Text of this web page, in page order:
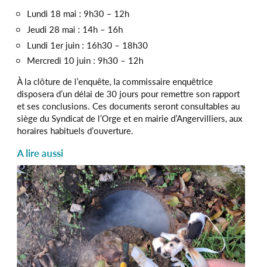
Lundi 18 mai : 9h30 – 12h
Jeudi 28 mai : 14h – 16h
Lundi 1er juin : 16h30 – 18h30
Mercredi 10 juin : 9h30 – 12h
À la clôture de l’enquête, la commissaire enquêtrice
disposera d’un délai de 30 jours pour remettre son rapport
et ses conclusions. Ces documents seront consultables au
siège du Syndicat de l’Orge et en mairie d’Angervilliers, aux
horaires habituels d’ouverture.
A lire aussi